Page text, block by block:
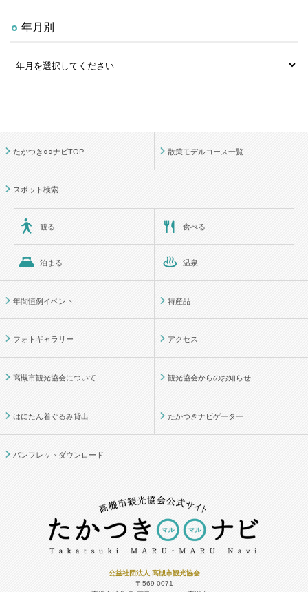
年月別
たかつき○○ナビTOP 散策モデルコース一覧
スポット検索
観る 食べる
泊まる 温泉
年間恒例イベント 特産品
フォトギャラリー アクセス
高槻市観光協会について 観光協会からのお知らせ
はにたん着ぐるみ貸出 たかつきナビゲーター
パンフレットダウンロード
公益社団法人 高槻市観光協会
〒569-0071